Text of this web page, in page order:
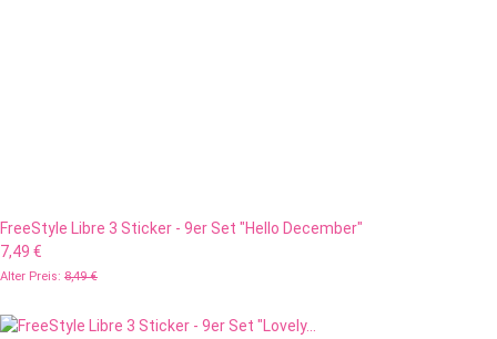
FreeStyle Libre 3 Sticker - 9er Set "Hello December"
7,49 €
Alter Preis: 8,49 €